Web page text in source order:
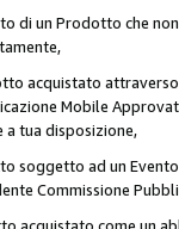
di un Prodotto che
acquistato attraverso
Mobile
tua disposizione,
soggetto ad un
Commissione
acquistato come un